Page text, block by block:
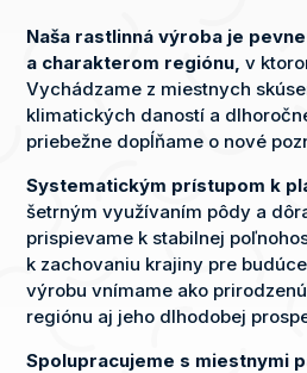
Naša rastlinná výroba je
a charakterom regiónu, v
Vychádzame z miestnych
klimatických daností a
priebežne dopĺňame o nové
Systematickým prístupom k
šetrným využívaním pôdy a
prispievame k stabilnej
k zachovaniu krajiny pre
výrobu vnímame ako
regiónu aj jeho dlhodobej
Spolupracujeme s miestnymi